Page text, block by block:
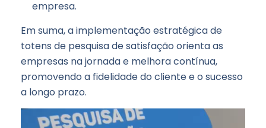
empresa.
Em suma, a implementação estratégica de
totens de pesquisa de satisfação orienta as
empresas na jornada e melhora contínua,
promovendo a fidelidade do cliente e o sucesso
a longo prazo.